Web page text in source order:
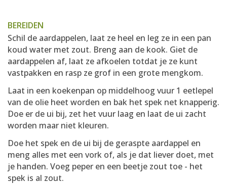
BEREIDEN
Schil de aardappelen, laat ze heel en leg ze in een pan
koud water met zout. Breng aan de kook. Giet de
aardappelen af, laat ze afkoelen totdat je ze kunt
vastpakken en rasp ze grof in een grote mengkom.
Laat in een koekenpan op middelhoog vuur 1 eetlepel
van de olie heet worden en bak het spek net knapperig.
Doe er de ui bij, zet het vuur laag en laat de ui zacht
worden maar niet kleuren.
Doe het spek en de ui bij de geraspte aardappel en
meng alles met een vork of, als je dat liever doet, met
je handen. Voeg peper en een beetje zout toe - het
spek is al zout.